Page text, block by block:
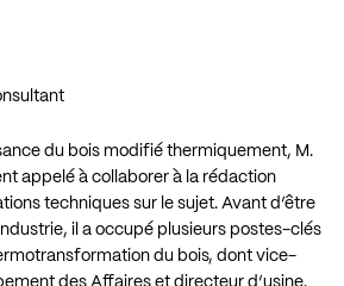
du bois modifié thermiquement, M.
appelé à collaborer à la rédaction
techniques sur le sujet. Avant d’être
il a occupé plusieurs postes-clés
du bois, dont vice-
des Affaires et directeur d’usine.